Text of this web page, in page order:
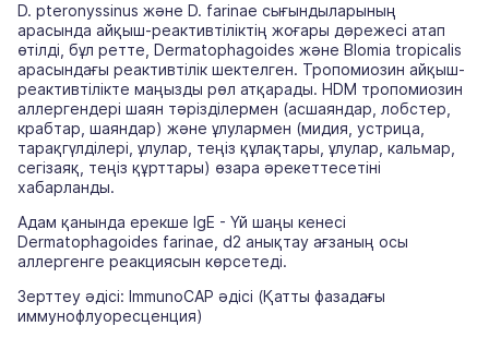
D. pteronyssinus және D. farinae сығындыларының
арасында айқыш-реактивтіліктің жоғары дәрежесі атап
өтілді, бұл ретте, Dermatophagoides және Blomia tropicalis
арасындағы реактивтілік шектелген. Тропомиозин айқыш-
реактивтілікте маңызды рөл атқарады. HDM тропомиозин
аллергендері шаян тәрізділермен (асшаяндар, лобстер,
крабтар, шаяндар) және ұлулармен (мидия, устрица,
тарақгүлділері, ұлулар, теңіз құлақтары, ұлулар, кальмар,
сегізаяқ, теңіз құрттары) өзара әрекеттесетіні
хабарланды.
Адам қанында ерекше IgE - Үй шаңы кенесі
Dermatophagoides farinae, d2 анықтау ағзаның осы
аллергенге реакциясын көрсетеді.
Зерттеу әдісі: ImmunoCAP әдісі (Қатты фазадағы
иммунофлуоресценция)